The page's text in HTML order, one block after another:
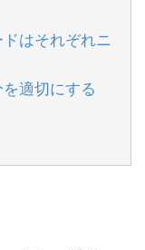
はそれぞれニ
適切にする